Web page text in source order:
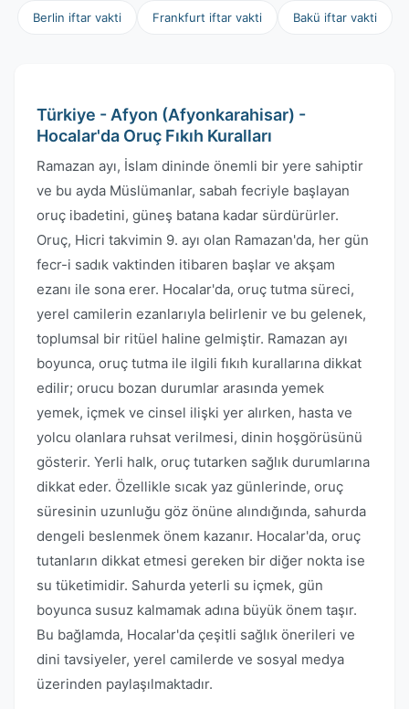
Berlin iftar vakti Frankfurt iftar vakti Bakü iftar vakti
Türkiye - Afyon (Afyonkarahisar) -
Hocalar'da Oruç Fıkıh Kuralları
Ramazan ayı, İslam dininde önemli bir yere sahiptir
ve bu ayda Müslümanlar, sabah fecriyle başlayan
oruç ibadetini, güneş batana kadar sürdürürler.
Oruç, Hicri takvimin 9. ayı olan Ramazan'da, her gün
fecr-i sadık vaktinden itibaren başlar ve akşam
ezanı ile sona erer. Hocalar'da, oruç tutma süreci,
yerel camilerin ezanlarıyla belirlenir ve bu gelenek,
toplumsal bir ritüel haline gelmiştir. Ramazan ayı
boyunca, oruç tutma ile ilgili fıkıh kurallarına dikkat
edilir; orucu bozan durumlar arasında yemek
yemek, içmek ve cinsel ilişki yer alırken, hasta ve
yolcu olanlara ruhsat verilmesi, dinin hoşgörüsünü
gösterir. Yerli halk, oruç tutarken sağlık durumlarına
dikkat eder. Özellikle sıcak yaz günlerinde, oruç
süresinin uzunluğu göz önüne alındığında, sahurda
dengeli beslenmek önem kazanır. Hocalar'da, oruç
tutanların dikkat etmesi gereken bir diğer nokta ise
su tüketimidir. Sahurda yeterli su içmek, gün
boyunca susuz kalmamak adına büyük önem taşır.
Bu bağlamda, Hocalar'da çeşitli sağlık önerileri ve
dini tavsiyeler, yerel camilerde ve sosyal medya
üzerinden paylaşılmaktadır.